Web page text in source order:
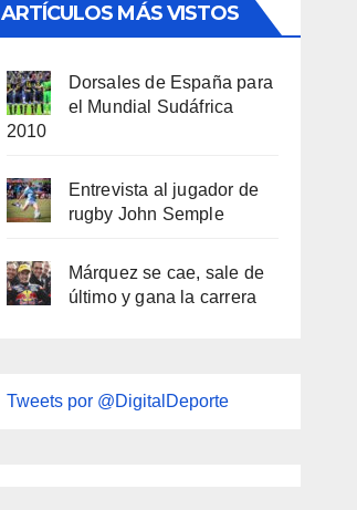
ARTÍCULOS MÁS VISTOS
Dorsales de España para
el Mundial Sudáfrica
2010
Entrevista al jugador de
rugby John Semple
Márquez se cae, sale de
último y gana la carrera
Tweets por @DigitalDeporte